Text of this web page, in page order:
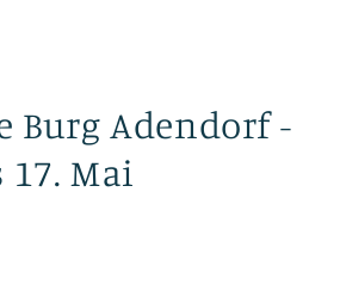
Burg Adendorf -
17. Mai